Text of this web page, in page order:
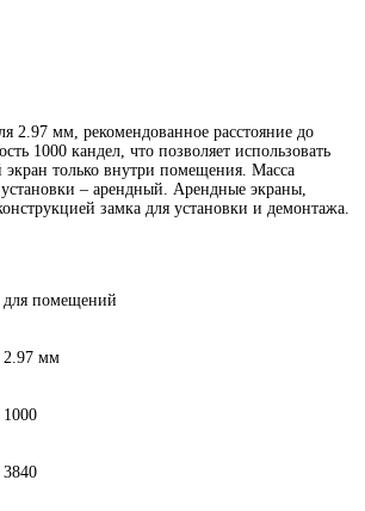
2.97 мм, рекомендованное расстояние до
1000 кандел, что позволяет использовать
только внутри помещения. Масса
– арендный. Арендные экраны,
замка для установки и демонтажа.
для помещений
2.97 мм
1000
3840